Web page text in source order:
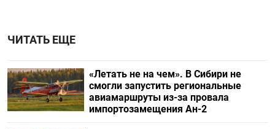
ЧИТАТЬ ЕЩЕ
«Летать не на чем». В Сибири не
смогли запустить региональные
авиамаршруты из-за провала
импортозамещения Ан-2